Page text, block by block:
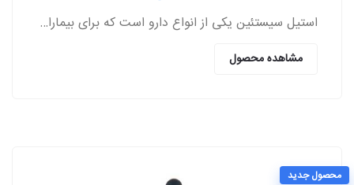
استیل سیستئین یکی از انواع دارو است که برای بیماران مبتلا به اختلالات ریوی از سمت پزشکان تجویز می‌شود.
مشاهده محصول
محصول جدید